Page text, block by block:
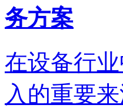
务方案
在设备行
入的重要